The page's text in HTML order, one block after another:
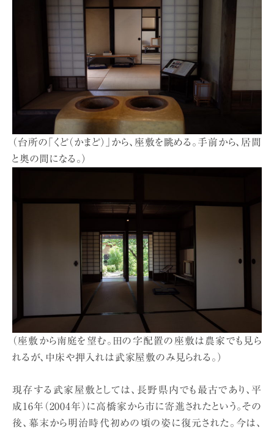
（台所の「くど（かまど）」から、座敷を眺める。手前から、居間
と奥の間になる。）
（座敷から南庭を望む。田の字配置の座敷は農家でも見ら
れるが、中床や押入れは武家屋敷のみ見られる。）
現存する武家屋敷としては、長野県内でも最古であり、平
成16年（2004年）に高橋家から市に寄進されたという。その
後、幕末から明治時代初めの頃の姿に復元された。今は、